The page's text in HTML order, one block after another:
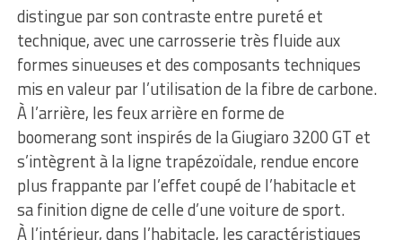
distingue par son contraste entre pureté et
technique, avec une carrosserie très fluide aux
formes sinueuses et des composants techniques
mis en valeur par l’utilisation de la fibre de carbone.
À l’arrière, les feux arrière en forme de
boomerang sont inspirés de la Giugiaro 3200 GT et
s’intègrent à la ligne trapézoïdale, rendue encore
plus frappante par l’effet coupé de l’habitacle et
sa finition digne de celle d’une voiture de sport.
À l’intérieur, dans l’habitacle, les caractéristiques